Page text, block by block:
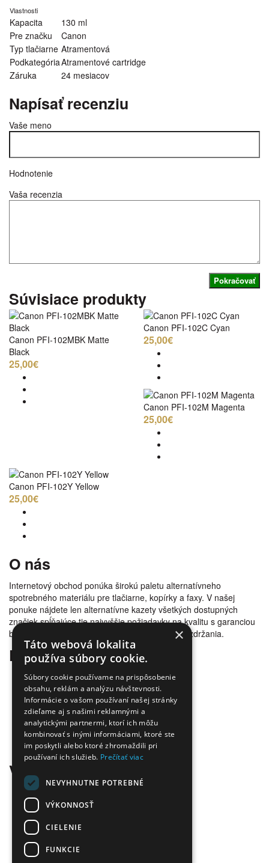
Vlastnosti
Kapacita
130 ml
Pre značku
Canon
Typ tlačiarne Atramentová
PodkategóriaAtramentové cartridge
Záruka
24 mesiacov
Napísať recenziu
Vaše meno
Hodnotenie
Vaša recenzia
Pokračovať
Súvisiace produkty
Canon PFI-102MBK Matte
Black
25,00€
Canon PFI-102C Cyan
25,00€
Canon PFI-102M Magenta
25,00€
Canon PFI-102Y Yellow
25,00€
O nás
Internetový obchod ponúka širokú paletu alternatívneho
spotrebného materiálu pre tlačiarne, kopírky a faxy. V našej
ponuke nájdete len alternatívne kazety všetkých dostupných
značiek spĺňajúce tie najvyššie požiadavky na kvalitu s garanciou
bezproblémovosti tlače. Tovar doručujeme bez zdržania.
Prečo nakúpiť u nás
Úspora nákladov
Overená kvalita
Doprava zadarmo
Tovar skladom
Ekologická likvidácia tonerov
Množstvo spôsobov platby a dopravy
Ekológia
Všetko o nákupe
Kontaktné informácie
Platba a dodanie
Obchodné podmienky
Ekologická likvidácia tonerov
Záručné a reklamačné podmienky
Ochrana osobných údajov
×
Táto webová lokalita
používa súbory cookie.
Súbory cookie používame na prispôsobenie
obsahu, reklám a analýzu návštevnosti.
Informácie o vašom používaní našej stránky
zdieľame aj s našimi reklamnými a
analytickými partnermi, ktorí ich môžu
kombinovať s inými informáciami, ktoré ste
im poskytli alebo ktoré zhromaždili pri
používaní ich služieb. Prečítať viac
NEVYHNUTNE POTREBNÉ
VÝKONNOSŤ
CIELENIE
FUNKCIE